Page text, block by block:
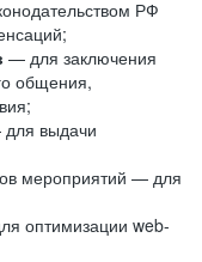
РФ
— для заключения
общения,
выдачи
мероприятий — для
оптимизации web-